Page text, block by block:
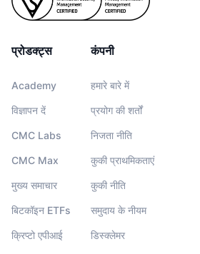
प्रोडक्ट्स
Academy
विज्ञापन दें
CMC Labs
CMC Max
मुख्य समाचार
बिटकॉइन ETFs
क्रिप्टो एपीआई
कंपनी
हमारे बारे में
प्रयोग की शर्तों
निजता नीति
कुकी प्राथमिकताएं
कुकी नीति
समुदाय के नीयम
डिस्क्लेमर